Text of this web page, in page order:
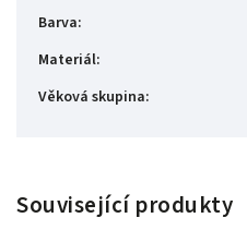
Barva:
Materiál:
Věková skupina:
Související produkty